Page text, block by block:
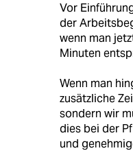
Vor
der
wenn man
Minuten
Wenn man
zusätzliche
sondern wir
dies bei der
und